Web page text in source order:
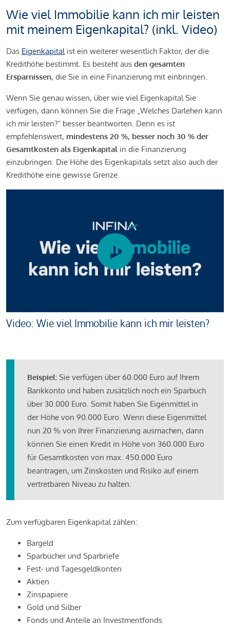
Wie viel Immobilie kann ich mir leisten
mit meinem Eigenkapital? (inkl. Video)
Das Eigenkapitalist ein weiterer wesentlich Faktor, der die
Kredithöhe bestimmt. Es besteht aus den gesamten
Ersparnissen, die Sie in eine Finanzierung mit einbringen.
Wenn Sie genau wissen, über wie viel Eigenkapital Sie
verfügen, dann können Sie die Frage „Welches Darlehen kann
ich mir leisten?“ besser beantworten. Denn es ist
empfehlenswert, mindestens 20 %, besser noch 30 % der
Gesamtkosten als Eigenkapital in die Finanzierung
einzubringen. Die Höhe des Eigenkapitals setzt also auch der
Kredithöhe eine gewisse Grenze.
Video: Wie viel Immobilie kann ich mir leisten?
Beispiel: Sie verfügen über 60.000 Euro auf Ihrem
Bankkonto und haben zusätzlich noch ein Sparbuch
über 30.000 Euro. Somit haben Sie Eigenmittel in
der Höhe von 90.000 Euro. Wenn diese Eigenmittel
nun 20 % von Ihrer Finanzierung ausmachen, dann
können Sie einen Kredit in Höhe von 360.000 Euro
für Gesamtkosten von max. 450.000 Euro
beantragen, um Zinskosten und Risiko auf einem
vertretbaren Niveau zu halten.
Zum verfügbaren Eigenkapital zählen:
Bargeld
Sparbücher und Sparbriefe
Fest- und Tagesgeldkonten
Aktien
Zinspapiere
Gold und Silber
Fonds und Anteile an Investmentfonds